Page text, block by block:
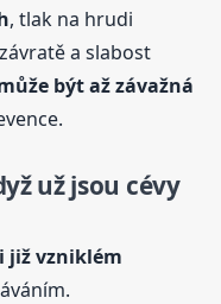
, tlak na hrudi
a slabost
být až závažná
už jsou cévy
již vzniklém